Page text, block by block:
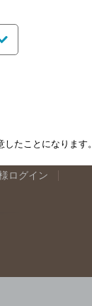
ログイン
たことになります。